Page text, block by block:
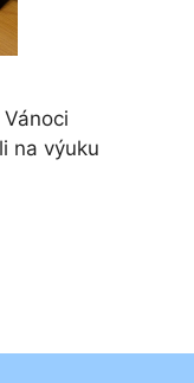
na výuku